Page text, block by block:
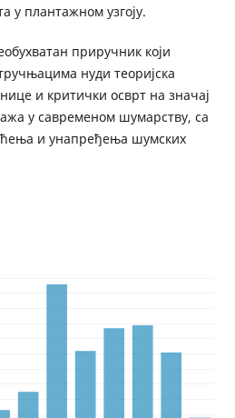
у плантажном узгоју.
приручник који
нуди теоријска
и критички осврт на значај
у савременом шумарству, са
и унапређења шумских